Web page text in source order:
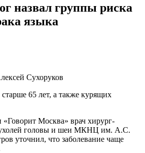
назвал группы риска
языка
Сухоруков
65 лет, а также курящих
Москва» врач хирург-
головы и шеи МКНЦ им. А.С.
уточнил, что заболевание чаще